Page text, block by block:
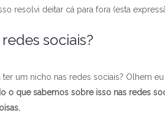
resolvi deitar cá para fora (esta
sociais?
ter um nicho nas redes sociais? Olhem
que sabemos sobre isso nas redes